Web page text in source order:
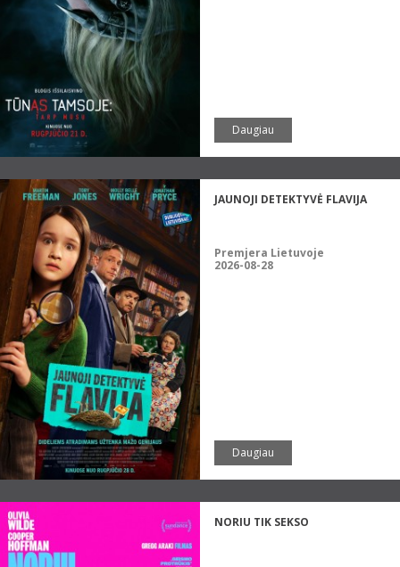
Daugiau
JAUNOJI DETEKTYVĖ FLAVIJA
Premjera Lietuvoje
2026-08-28
Daugiau
NORIU TIK SEKSO